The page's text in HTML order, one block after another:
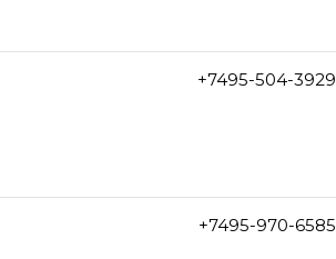
+7495-504-3929
+7495-970-6585